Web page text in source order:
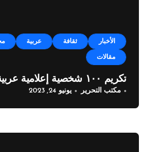
الأخبار ثقافة عربية
مقالات
تكريم ١٠٠ شخصية إعلامية عربية
مكتب التحرير يونيو 24, 2023